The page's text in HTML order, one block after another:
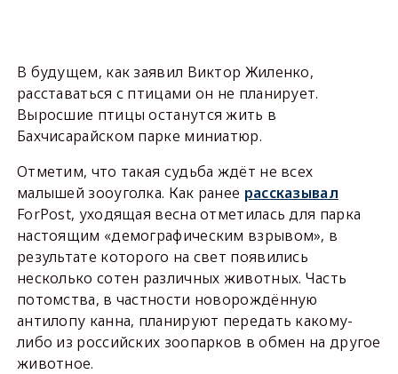
В будущем, как заявил Виктор Жиленко,
расставаться с птицами он не планирует.
Выросшие птицы останутся жить в
Бахчисарайском парке миниатюр.
Отметим, что такая судьба ждёт не всех
малышей зооуголка. Как ранее рассказывал
ForPost, уходящая весна отметилась для парка
настоящим «демографическим взрывом», в
результате которого на свет появились
несколько сотен различных животных. Часть
потомства, в частности новорождённую
антилопу канна, планируют передать какому-
либо из российских зоопарков в обмен на другое
животное.